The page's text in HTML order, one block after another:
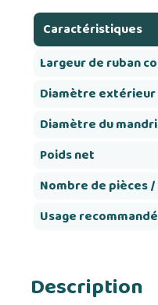
Caractéristiques
Largeur de ruban
Diamètre extérieur
Diamètre du
Poids net
Nombre de pièces
Usage recommandé
Description